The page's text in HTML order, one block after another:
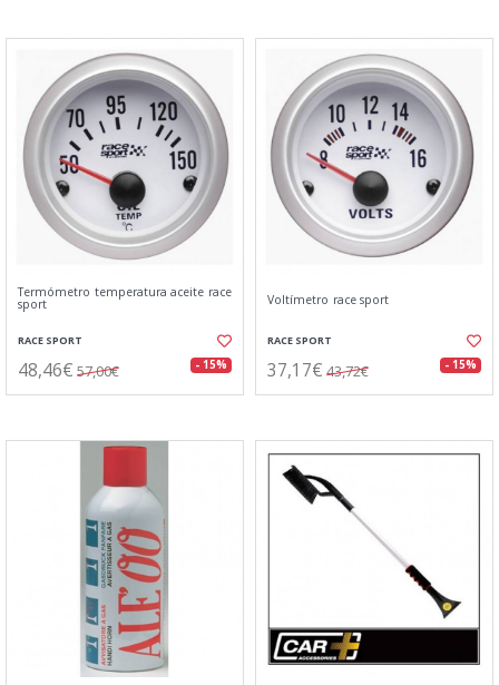
Termómetro temperatura aceite race
sport
RACE SPORT
48,46€ 57,00€ - 15%
Voltímetro race sport
RACE SPORT
37,17€ 43,72€ - 15%